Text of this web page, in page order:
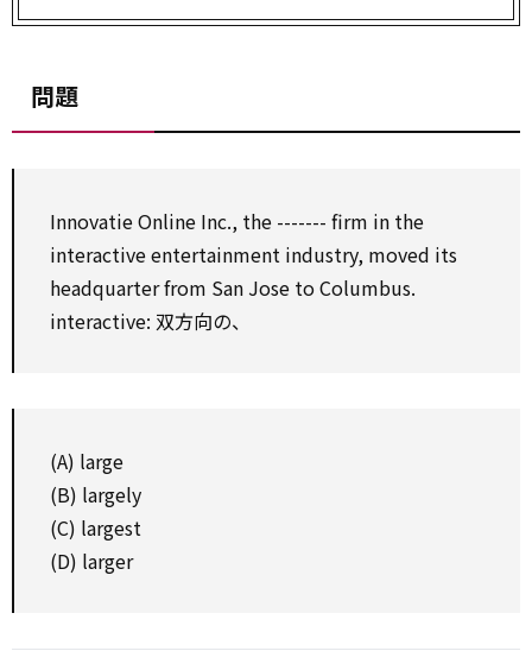
問題
Innovatie Online Inc., the ------- firm in the
interactive entertainment industry, moved its
headquarter from San Jose to Columbus.
interactive: 双方向の、
(A) large
(B) largely
(C) largest
(D) larger